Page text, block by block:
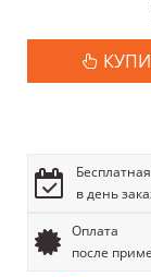
в день
Оплата
после